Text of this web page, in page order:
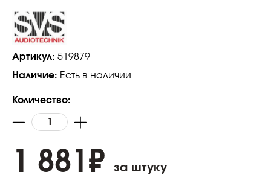
Артикул: 519879
Наличие: Есть в наличии
Количество:
1 881 ₽ за штуку